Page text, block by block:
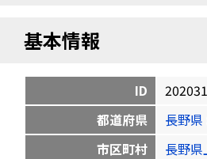
基本情報
ID
都道府県
長野県
市区町村
長野